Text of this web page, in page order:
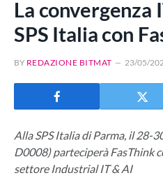
La convergenza
SPS Italia con
BY REDAZIONE BITMAT 23/05/
Alla SPS Italia di Parma, il 28-
D0008) parteciperà FasThink
settore Industrial IT & AI